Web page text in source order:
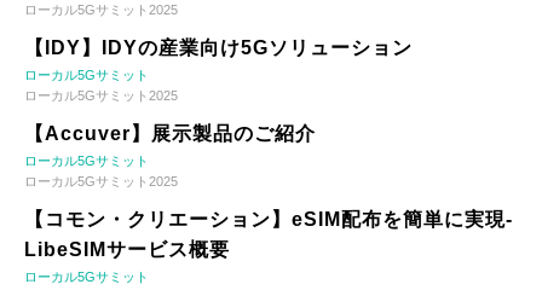
ローカル5Gサミット2025
【IDY】IDYの産業向け5Gソリューション
ローカル5Gサミット
ローカル5Gサミット2025
【Accuver】展示製品のご紹介
ローカル5Gサミット
ローカル5Gサミット2025
【コモン・クリエーション】eSIM配布を簡単に実現-
LibeSIMサービス概要
ローカル5Gサミット